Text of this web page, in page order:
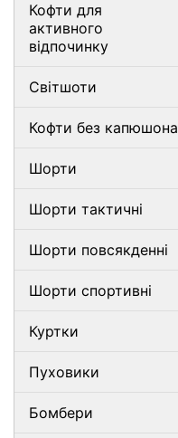
Кофти для
активного
відпочинку
Світшоти
Кофти без капюшона
Шорти
Шорти тактичні
Шорти повсякденні
Шорти спортивні
Куртки
Пуховики
Бомбери